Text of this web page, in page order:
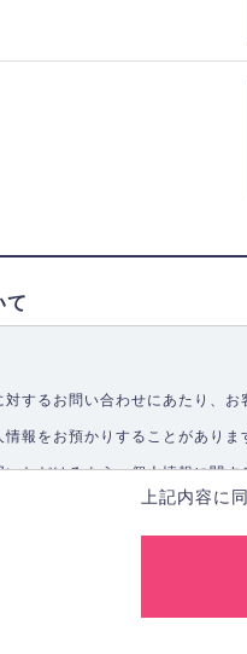
て
するお問い合わせにあたり、お
報をお預かりすることがありま
ただけるよう、個人情報に関
不正な方法を取ることなく、適
上記内容に